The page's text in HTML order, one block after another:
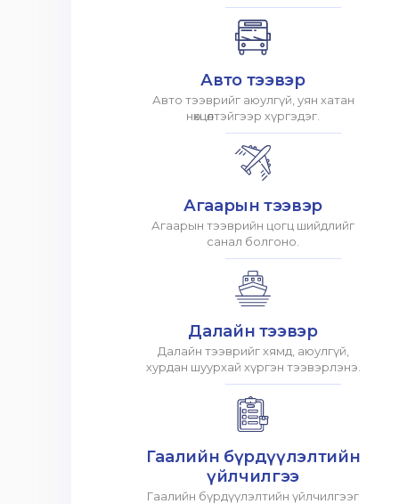
Авто тээвэр
Авто тээврийг аюулгүй, уян хатан
нөхцөлтэйгээр хүргэдэг.
Агаарын тээвэр
Агаарын тээврийн цогц шийдлийг
санал болгоно.
Далайн тээвэр
Далайн тээврийг хямд, аюулгүй,
хурдан шуурхай хүргэн тээвэрлэнэ.
Гаалийн бүрдүүлэлтийн
үйлчилгээ
Гаалийн бүрдүүлэлтийн үйлчилгээг